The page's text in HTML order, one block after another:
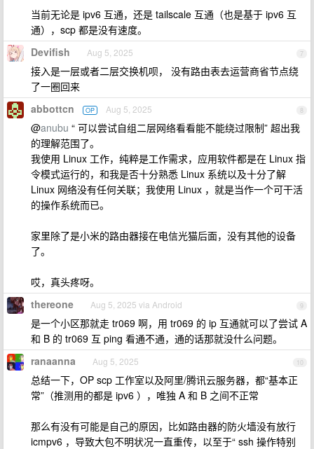
当前无论是 ipv6 互通，还是 tailscale 互通（也是基于 ipv6 互
通），scp 都是没有速度。
7
Devifish Aug 5, 2025
接入是一层或者二层交换机呗， 没有路由表去运营商省节点绕
了一圈回来
8
abbottcn OP Aug 5, 2025
@anubu “ 可以尝试自组二层网络看看能不能绕过限制” 超出我
的理解范围了。
我使用 Linux 工作，纯粹是工作需求，应用软件都是在 Linux 指
令模式运行的，和我是否十分熟悉 Linux 系统以及十分了解
Linux 网络没有任何关联；我使用 Linux ，就是当作一个可干活
的操作系统而已。
家里除了是小米的路由器接在电信光猫后面，没有其他的设备
了。
哎，真头疼呀。
9
thereone Aug 5, 2025 via Android
是一个小区那就走 tr069 啊，用 tr069 的 ip 互通就可以了尝试 A
和 B 的 tr069 互 ping 看通不通，通的话那就没什么问题。
10
ranaanna Aug 5, 2025
总结一下，OP scp 工作室以及阿里/腾讯云服务器，都“基本正
常”（推测用的都是 ipv6 ），唯独 A 和 B 之间不正常
那么有没有可能是自己的原因，比如路由器的防火墙没有放行
icmpv6 ，导致大包不明状况一直重传，以至于“ ssh 操作特别